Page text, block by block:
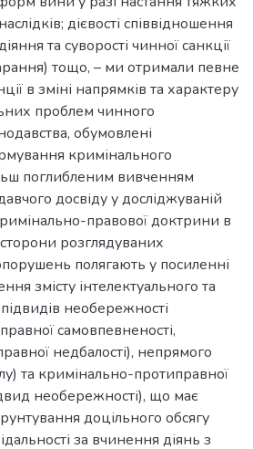
дієвості співвідношення
та суворості чинної санкції
тощо, – ми отримали певне
в зміні напрямків та характеру
проблем чинного
обумовлені
кримінального
поглибленим вивченням
досвіду у досліджуваній
правової доктрини в
сторони розглядуваних
полягають у посиленні
змісту інтелектуального та
необережності
самовпевненості,
недбалості), непрямого
та кримінально-протиправної
необережності), що має
доцільного обсягу
за вчинення діянь з